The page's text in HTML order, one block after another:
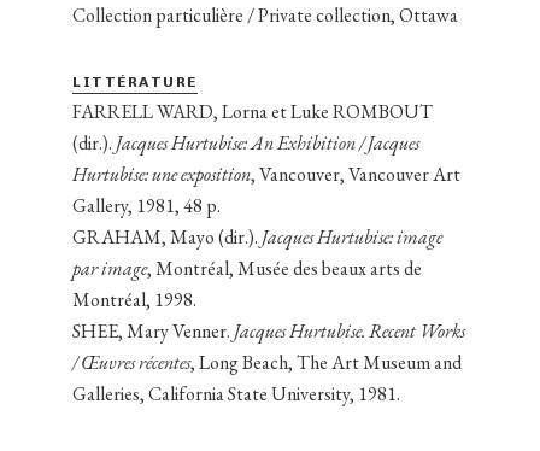
Collection particulière / Private collection, Ottawa
LITTÉRATURE
FARRELL WARD, Lorna et Luke ROMBOUT
(dir.). Jacques Hurtubise: An Exhibition / Jacques
Hurtubise: une exposition, Vancouver, Vancouver Art
Gallery, 1981, 48 p.
GRAHAM, Mayo (dir.). Jacques Hurtubise: image
par image, Montréal, Musée des beaux arts de
Montréal, 1998.
SHEE, Mary Venner. Jacques Hurtubise. Recent Works
/ Œuvres récentes, Long Beach, The Art Museum and
Galleries, California State University, 1981.